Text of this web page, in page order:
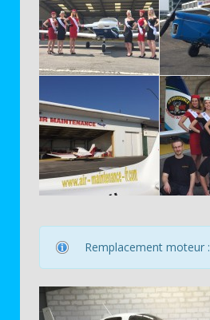
Remplacement moteur :